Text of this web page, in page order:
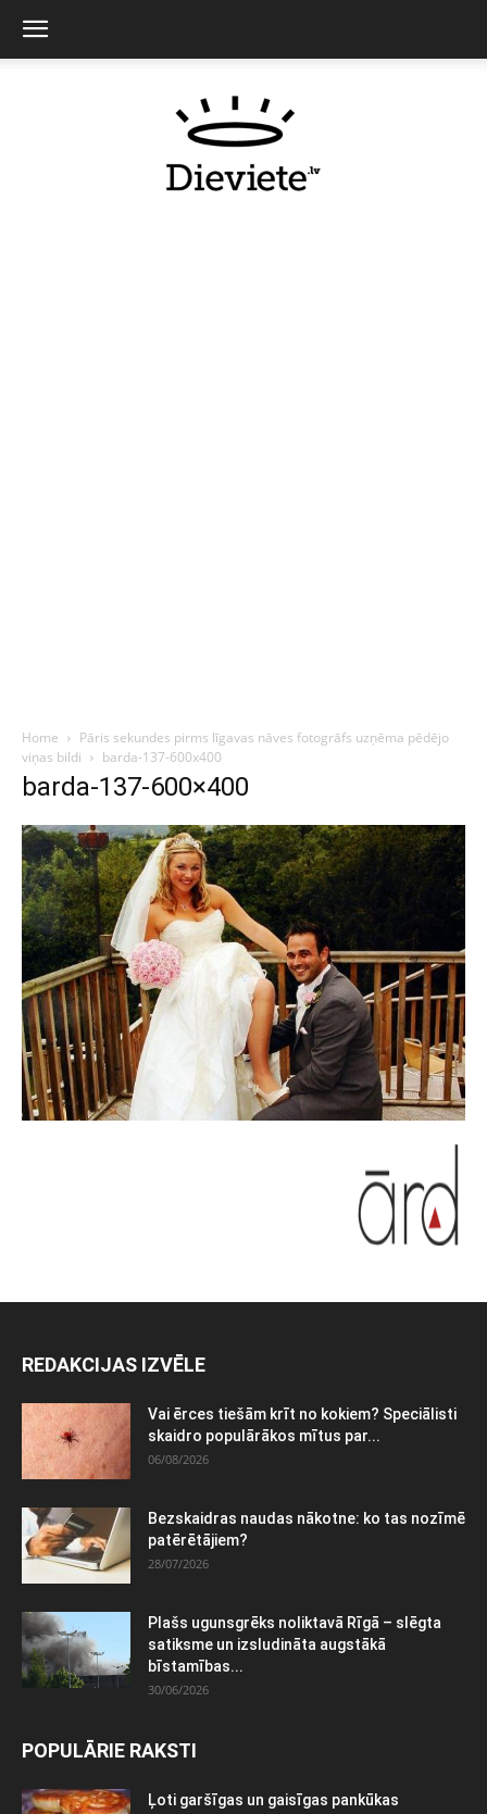
Home
Pāris sekundes pirms līgavas nāves fotogrāfs uzņēma pēdējo
viņas bildi
barda-137-600x400
barda-137-600×400
REDAKCIJAS IZVĒLE
Vai ērces tiešām krīt no kokiem? Speciālisti
skaidro populārākos mītus par...
06/08/2026
Bezskaidras naudas nākotne: ko tas nozīmē
patērētājiem?
28/07/2026
Plašs ugunsgrēks noliktavā Rīgā – slēgta
satiksme un izsludināta augstākā
bīstamības...
30/06/2026
POPULĀRIE RAKSTI
Ļoti garšīgas un gaisīgas pankūkas